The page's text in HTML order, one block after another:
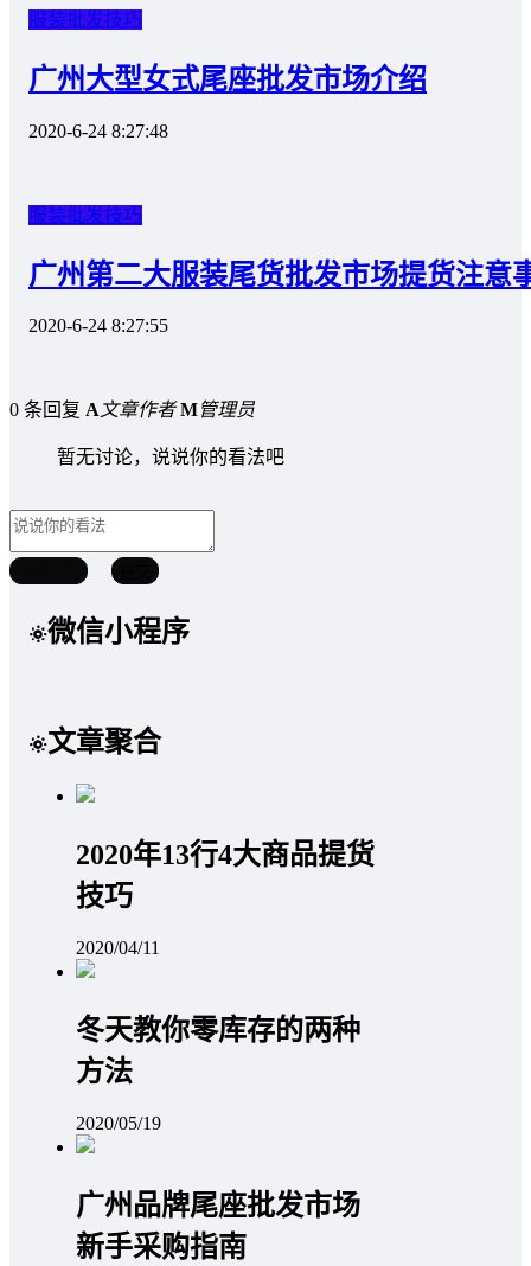
服装批发技巧
广州大型女式尾座批发市场介绍
2020-6-24 8:27:48
服装批发技巧
广州第二大服装尾货批发市场提货注意
2020-6-24 8:27:55
0 条回复 A文章作者 M管理员
暂无讨论，说说你的看法吧
微信小程序
文章聚合
2020年13行4大商品提货
技巧
2020/04/11
冬天教你零库存的两种
方法
2020/05/19
广州品牌尾座批发市场
新手采购指南